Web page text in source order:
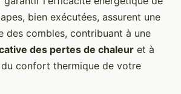
bien exécutées, assurent une
des combles, contribuant à une
des pertes de chaleur et à
confort thermique de votre